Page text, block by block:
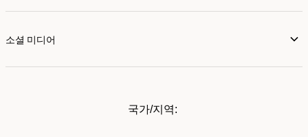
소셜 미디어
국가/지역: